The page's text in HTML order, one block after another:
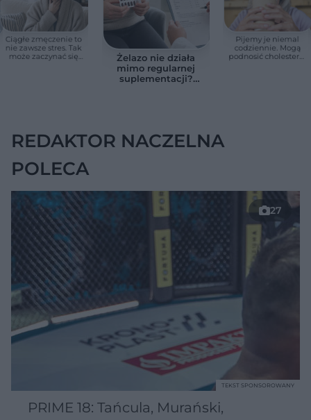
Ciągłe zmęczenie to
nie zawsze stres. Tak
może zaczynać się
Żelazo nie działa
mimo regularnej
suplementacji?
Pijemy je niemal
codziennie. Mogą
podnosić cholesterol
REDAKTOR NACZELNA
POLECA
27
PRIME 18: Tańcula, Murański,
TEKST SPONSOROWANY